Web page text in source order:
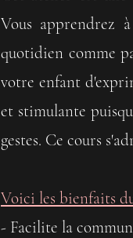
Vous apprendrez
quotidien comme
votre enfant
et stimulante
gestes. Ce cours
Voici les bienfaits
- Facilite la